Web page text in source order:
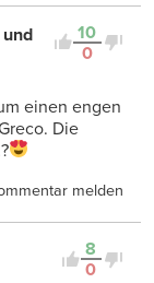
10
0
einen engen
Die
melden
8
0